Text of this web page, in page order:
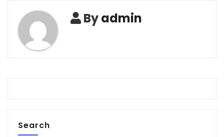
Byadmin
Search